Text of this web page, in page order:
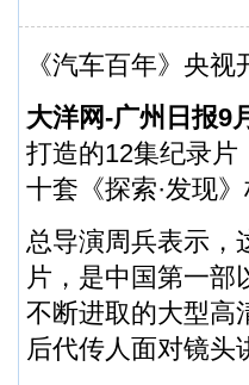
《汽车百年》央视
大洋网-广州日报9
打造的12集纪录片
十套《探索·发现》
总导演周兵表示，
片，是中国第一部
不断进取的大型高
后代传人面对镜头